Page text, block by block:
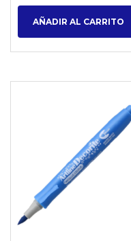
AÑADIR AL CARRITO